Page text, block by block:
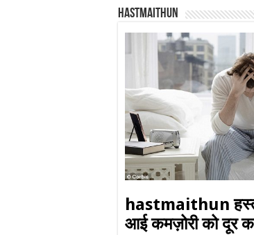
Hastmaithun
hastmaithun
आई कमज़ोरी को दूर